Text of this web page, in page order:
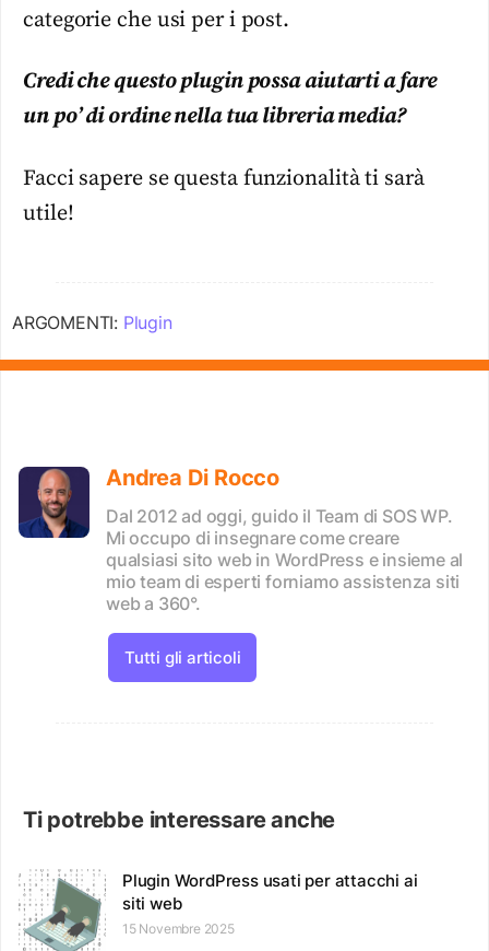
categorie che usi per i post.
Credi che questo plugin possa aiutarti a fare
un po’ di ordine nella tua libreria media?
Facci sapere se questa funzionalità ti sarà
utile!
ARGOMENTI: Plugin
Andrea Di Rocco
Dal 2012 ad oggi, guido il Team di SOS WP.
Mi occupo di insegnare come creare
qualsiasi sito web in WordPress e insieme al
mio team di esperti forniamo assistenza siti
web a 360°.
Tutti gli articoli
Ti potrebbe interessare anche
Plugin WordPress usati per attacchi ai
siti web
15 Novembre 2025